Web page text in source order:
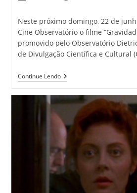
Neste próximo domingo, 22 de
Cine Observatório o filme
promovido pelo Observatório
de Divulgação Científica e Cultural
Continue Lendo